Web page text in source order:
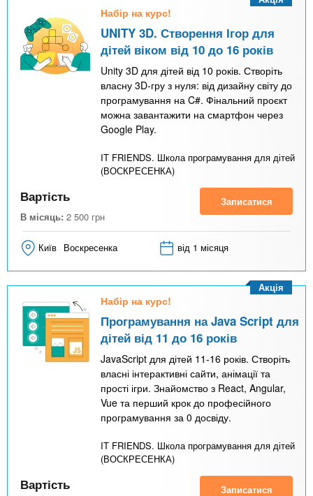
Набір на курс!
UNITY 3D. Створення Ігор для
дітей віком від 10 до 16 років
Unity 3D для дітей від 10 років. Створіть
власну 3D-гру з нуля: від дизайну світу до
програмування на C#. Фінальний проєкт
можна завантажити на смартфон через
Google Play.
IT FRIENDS. Школа програмування для дітей
(ВОСКРЕСЕНКА)
Вартість
В місяць: 2 500 грн
Записатися
Київ Воскресенка від 1 місяця
Набір на курс!
Програмування на Java Script для
дітей від 11 до 16 років
JavaScript для дітей 11-16 років. Створіть
власні інтерактивні сайти, анімації та
прості ігри. Знайомство з React, Angular,
Vue та перший крок до професійного
програмування за 0 досвіду.
IT FRIENDS. Школа програмування для дітей
(ВОСКРЕСЕНКА)
Акція
Вартість Записатися